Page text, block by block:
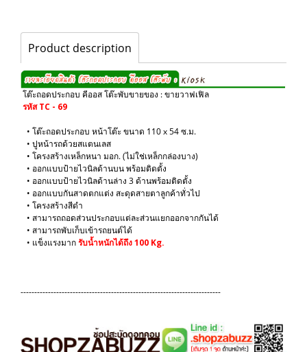
Product description
โต๊ะถอดประกอบ คีออส โต๊ะพับขายของ : ขายวาฟเฟิล
รหัส TC - 69
• โต๊ะถอดประกอบ หน้าโต๊ะ ขนาด 110 x 54 ซ.ม.
• ปูหน้ารถด้วยสแตนเลส
• โครงสร้างเหล็กหนา มอก. (ไม่ใช่เหล็กกล่องบาง)
• ออกแบบป้ายไวนิลด้านบน พร้อมติดตั้ง
• ออกแบบป้ายไวนิลด้านล่าง 3 ด้านพร้อมติดตั้ง
• ออกแบบกันสาดตกแต่ง สะดุดสายตาลูกค้าทั่วไป
• โครงสร้างสีดำ
• สามารถถอดส่วนประกอบแต่ละส่วนแยกออกจากกันได้
• สามารถพับเก็บเข้ารถยนต์ได้
• แข็งแรงมากรับน้ำหนักได้ถึง 100 Kg.
-------------------------------------------------------------------------